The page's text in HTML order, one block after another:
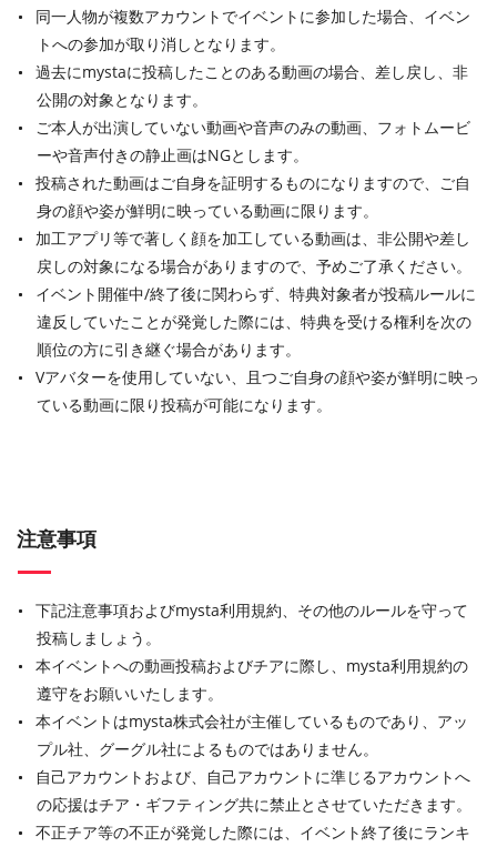
同一人物が複数アカウントでイベントに参加した場合、イベン
トへの参加が取り消しとなります。
過去にmystaに投稿したことのある動画の場合、差し戻し、非
公開の対象となります。
ご本人が出演していない動画や音声のみの動画、フォトムービ
ーや音声付きの静止画はNGとします。
投稿された動画はご自身を証明するものになりますので、ご自
身の顔や姿が鮮明に映っている動画に限ります。
加工アプリ等で著しく顔を加工している動画は、非公開や差し
戻しの対象になる場合がありますので、予めご了承ください。
イベント開催中/終了後に関わらず、特典対象者が投稿ルールに
違反していたことが発覚した際には、特典を受ける権利を次の
順位の方に引き継ぐ場合があります。
Vアバターを使用していない、且つご⾃⾝の顔や姿が鮮明に映っ
ている動画に限り投稿が可能になります。
注意事項
下記注意事項およびmysta利用規約、その他のルールを守って
投稿しましょう。
本イベントへの動画投稿およびチアに際し、mysta利用規約の
遵守をお願いいたします。
本イベントはmysta株式会社が主催しているものであり、アッ
プル社、グーグル社によるものではありません。
自己アカウントおよび、自己アカウントに準じるアカウントへ
の応援はチア・ギフティング共に禁止とさせていただきます。
不正チア等の不正が発覚した際には、イベント終了後にランキ